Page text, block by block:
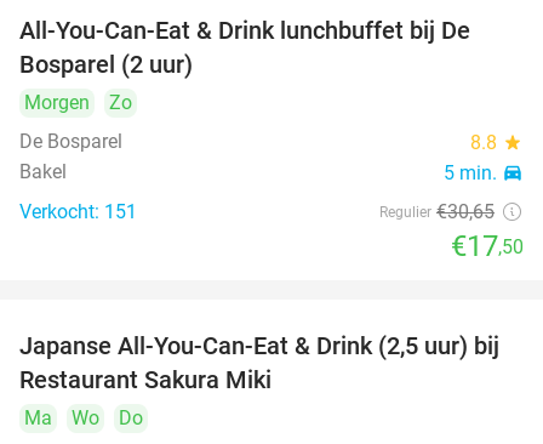
43%
All-You-Can-Eat & Drink lunchbuffet bij De
Bosparel (2 uur)
Morgen
Zo
De Bosparel
8.8 star
Bakel 5 min. directions_car
Verkocht: 151 Regulier €30,65
€17,50
13%
Japanse All-You-Can-Eat & Drink (2,5 uur) bij
Restaurant Sakura Miki
Ma Wo
Do